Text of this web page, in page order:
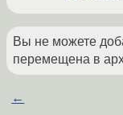
Вы не можете
перемещена в
←